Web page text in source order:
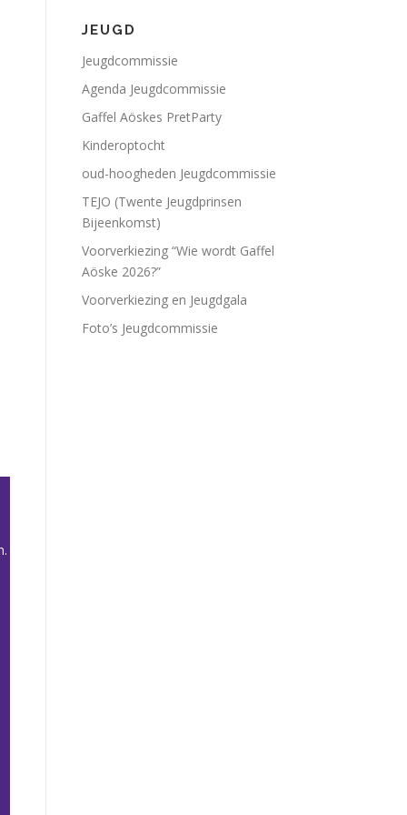
JEUGD
Jeugdcommissie
Agenda Jeugdcommissie
Gaffel Aöskes PretParty
Kinderoptocht
oud-hoogheden Jeugdcommissie
TEJO (Twente Jeugdprinsen
Bijeenkomst)
Voorverkiezing “Wie wordt Gaffel
Aöske 2026?”
Voorverkiezing en Jeugdgala
Foto’s Jeugdcommissie